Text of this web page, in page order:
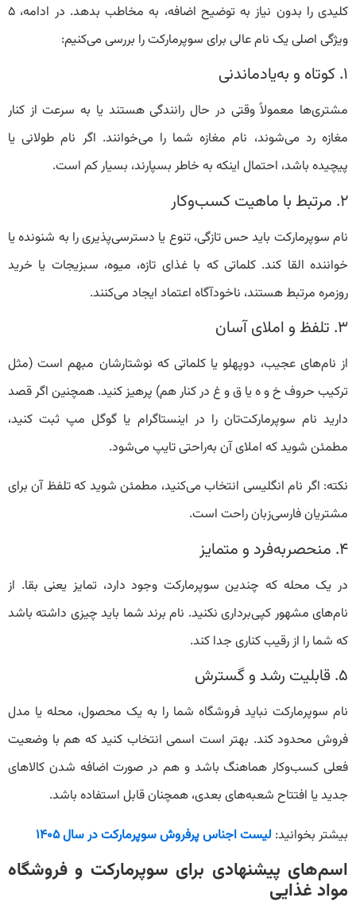
کلیدی را بدون نیاز به توضیح اضافه، به مخاطب بدهد. در ادامه، ۵
ویژگی اصلی یک نام عالی برای سوپرمارکت را بررسی می‌کنیم:
۱. کوتاه و به‌یادماندنی
مشتری‌ها معمولاً وقتی در حال رانندگی هستند یا به سرعت از کنار
مغازه رد می‌شوند، نام مغازه شما را می‌خوانند. اگر نام طولانی یا
پیچیده باشد، احتمال اینکه به خاطر بسپارند، بسیار کم است.
۲. مرتبط با ماهیت کسب‌وکار
نام سوپرمارکت باید حس تازگی، تنوع یا دسترسی‌پذیری را به شنونده یا
خواننده القا کند. کلماتی که با غذای تازه، میوه، سبزیجات یا خرید
روزمره مرتبط هستند، ناخودآگاه اعتماد ایجاد می‌کنند.
۳. تلفظ و املای آسان
از نام‌های عجیب، دوپهلو یا کلماتی که نوشتارشان مبهم است (مثل
ترکیب حروف خ و ه یا ق و غ در کنار هم) پرهیز کنید. همچنین اگر قصد
دارید نام سوپرمارکت‌تان را در اینستاگرام یا گوگل مپ ثبت کنید،
مطمئن شوید که املای آن به‌راحتی تایپ می‌شود.
نکته: اگر نام انگلیسی انتخاب می‌کنید، مطمئن شوید که تلفظ آن برای
مشتریان فارسی‌زبان راحت است.
۴. منحصر‌به‌فرد و متمایز
در یک محله که چندین سوپرمارکت وجود دارد، تمایز یعنی بقا. از
نام‌های مشهور کپی‌برداری نکنید. نام برند شما باید چیزی داشته باشد
که شما را از رقیب کناری جدا کند.
۵. قابلیت رشد و گسترش
نام سوپرمارکت نباید فروشگاه شما را به یک محصول، محله یا مدل
فروش محدود کند. بهتر است اسمی انتخاب کنید که هم با وضعیت
فعلی کسب‌وکار هماهنگ باشد و هم در صورت اضافه شدن کالاهای
جدید یا افتتاح شعبه‌های بعدی، همچنان قابل استفاده باشد.
بیشتر بخوانید: لیست اجناس پرفروش سوپرمارکت در سال ۱۴۰۵
اسم‌های پیشنهادی برای سوپرمارکت و فروشگاه
مواد غذایی